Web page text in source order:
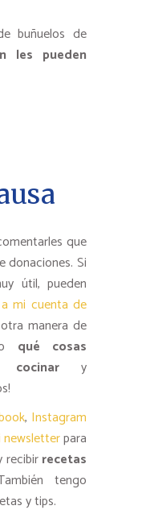
buñuelos de
les pueden
que
donaciones. Si
útil, pueden
mi cuenta de
manera de
qué cosas
cocinar y
, Instagram
newsletterpara
recibirrecetas
tengo
y tips.